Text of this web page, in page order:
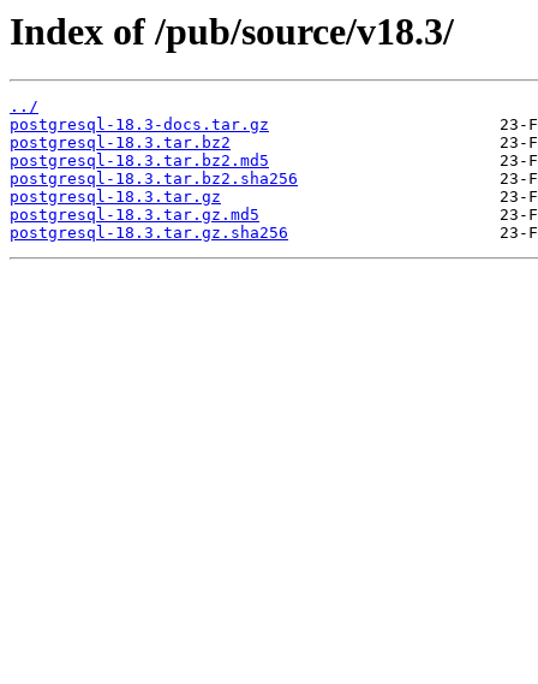
Index of /pub/source/v18.3/
../
postgresql-18.3-docs.tar.gz
postgresql-18.3.tar.bz2
postgresql-18.3.tar.bz2.md5
postgresql-18.3.tar.bz2.sha256
postgresql-18.3.tar.gz
postgresql-18.3.tar.gz.md5
postgresql-18.3.tar.gz.sha256